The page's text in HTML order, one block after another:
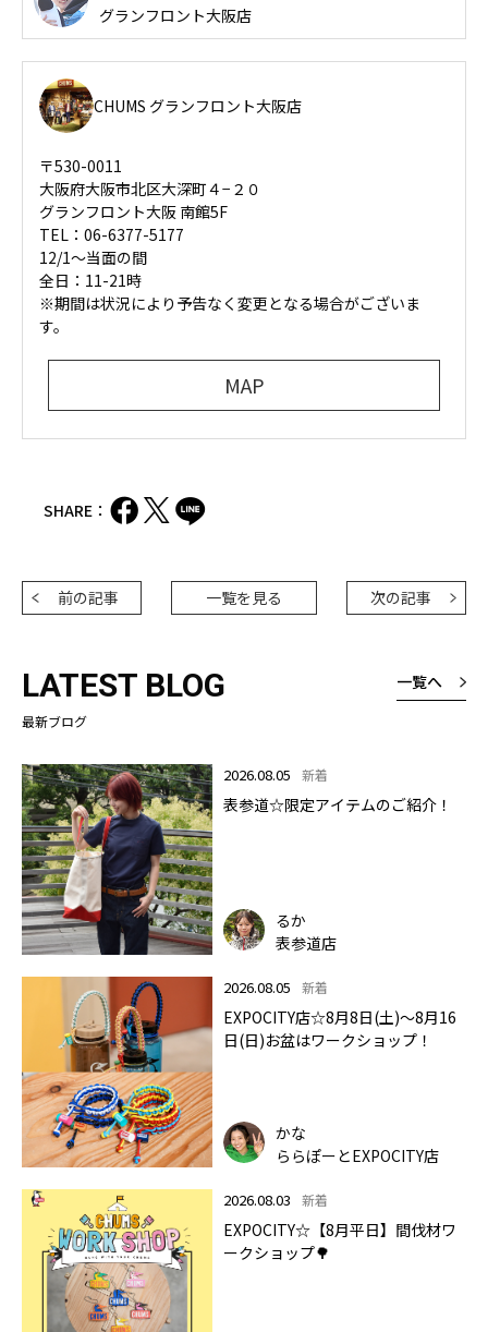
グランフロント大阪店
CHUMS グランフロント大阪店
〒530-0011
大阪府大阪市北区大深町４−２０
グランフロント大阪 南館5F
TEL：06-6377-5177
12/1～当面の間
全日：11-21時
※期間は状況により予告なく変更となる場合がございま
す。
MAP
SHARE：
前の記事 一覧を見る 次の記事
LATEST BLOG
最新ブログ
一覧へ
2026.08.05 新着
表参道☆限定アイテムのご紹介！
るか
表参道店
2026.08.05 新着
EXPOCITY店☆8月8日(土)～8月16
日(日)お盆はワークショップ！
かな
ららぽーとEXPOCITY店
2026.08.03 新着
EXPOCITY☆【8月平日】間伐材ワ
ークショップ🌳